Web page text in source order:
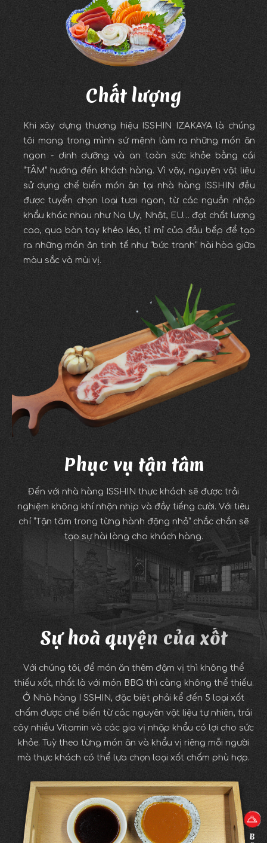
Chất lượng
Khi xây dựng thương hiệu ISSHIN IZAKAYA là chúng
tôi mang trong mình sứ mệnh làm ra những món ăn
ngon - dinh dưỡng và an toàn sức khỏe bằng cái
“TÂM” hướng đến khách hàng. Vì vậy, nguyên vật liệu
sử dụng chế biến món ăn tại nhà hàng ISSHIN đều
được tuyển chọn loại tươi ngon, từcác nguồn nhập
khẩu khác nhau như Na Uy, Nhật, EU… đạt chất lượng
cao, qua bàn tay khéo léo, tỉ mỉ của đầu bếp để tạo
ra những món ăn tinh tế như “bức tranh” hài hòa giữa
màu sắc và mùi vị.
Phục vụ tận tâm
Đến với nhà hàng ISSHIN thực khách sẽ được trải
nghiệm không khí nhộn nhịp và đầy tiếng cười. Với tiêu
chí “Tận tâm trong từng hành động nhỏ” chắc chắn sẽ
tạo sự hài lòng cho khách hàng.
Sự hoà quyện của xốt
Với chúng tôi, để món ăn thêm đậm vị thì không thể
thiếu xốt, nhất là với món BBQ thì càng không thể thiếu.
Ở Nhà hàng I SSHIN, đặc biệt phải kể đến 5 loại xốt
chấm được chế biến từ các nguyên vật liệu tự nhiên, trái
cây nhiều Vitamin và các gia vị nhập khẩu có lợi cho sức
khỏe. Tuỳ theo từng món ăn và khẩu vị riêng mỗi người
mà thực khách có thể lựa chọn loại xốt chấm phù hợp.